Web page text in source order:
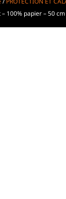
100% papier – 50